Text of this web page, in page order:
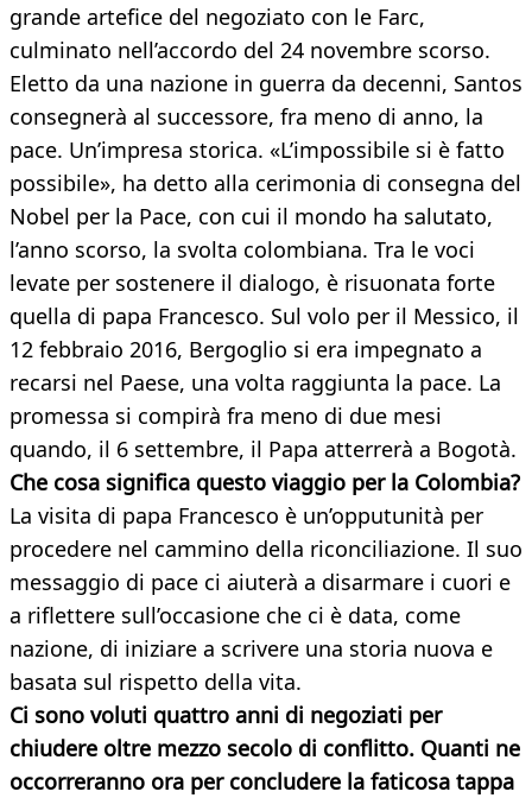
grande artefice del negoziato con le Farc,
culminato nell’accordo del 24 novembre scorso.
Eletto da una nazione in guerra da decenni, Santos
consegnerà al successore, fra meno di anno, la
pace. Un’impresa storica. «L’impossibile si è fatto
possibile», ha detto alla cerimonia di consegna del
Nobel per la Pace, con cui il mondo ha salutato,
l’anno scorso, la svolta colombiana. Tra le voci
levate per sostenere il dialogo, è risuonata forte
quella di papa Francesco. Sul volo per il Messico, il
12 febbraio 2016, Bergoglio si era impegnato a
recarsi nel Paese, una volta raggiunta la pace. La
promessa si compirà fra meno di due mesi
quando, il 6 settembre, il Papa atterrerà a Bogotà.
Che cosa significa questo viaggio per la Colombia?
La visita di papa Francesco è un’opputunità per
procedere nel cammino della riconciliazione. Il suo
messaggio di pace ci aiuterà a disarmare i cuori e
a riflettere sull’occasione che ci è data, come
nazione, di iniziare a scrivere una storia nuova e
basata sul rispetto della vita.
Ci sono voluti quattro anni di negoziati per
chiudere oltre mezzo secolo di conflitto. Quanti ne
occorreranno ora per concludere la faticosa tappa